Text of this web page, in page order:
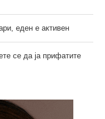
еден е активен
се да ја прифатите